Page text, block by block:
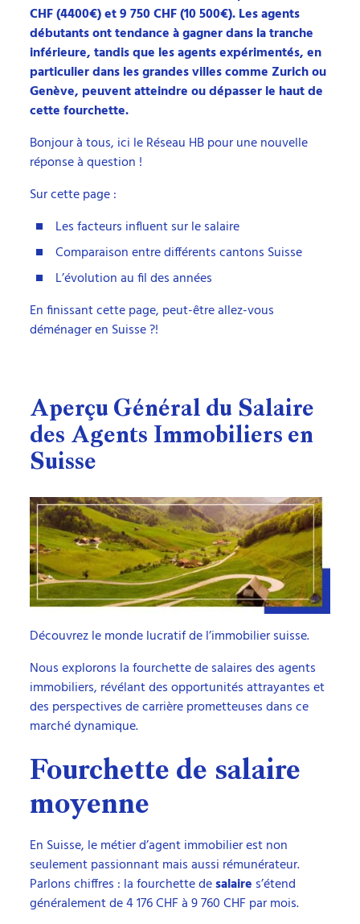
CHF (4400€) et 9 750 CHF (10 500€). Les agents
débutants ont tendance à gagner dans la tranche
inférieure, tandis que les agents expérimentés, en
particulier dans les grandes villes comme Zurich ou
Genève, peuvent atteindre ou dépasser le haut de
cette fourchette.
Bonjour à tous, ici le Réseau HB pour une nouvelle
réponse à question !
Sur cette page :
Les facteurs influent sur le salaire
Comparaison entre différents cantons Suisse
L’évolution au fil des années
En finissant cette page, peut-être allez-vous
déménager en Suisse ?!
Aperçu Général du Salaire
des Agents Immobiliers en
Suisse
Découvrez le monde lucratif de l’immobilier suisse.
Nous explorons la fourchette de salaires des agents
immobiliers, révélant des opportunités attrayantes et
des perspectives de carrière prometteuses dans ce
marché dynamique.
Fourchette de salaire
moyenne
En Suisse, le métier d’agent immobilier est non
seulement passionnant mais aussi rémunérateur.
Parlons chiffres : la fourchette desalaire s’étend
généralement de 4 176 CHF à 9 760 CHF par mois.